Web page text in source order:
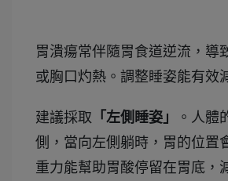
胃潰瘍常伴隨胃食道逆流，導
或胸口灼熱。調整睡姿能有效
建議採取 「左側睡姿」
。人體
側，當向左側躺時，胃的位置
重力能幫助胃酸停留在胃底，